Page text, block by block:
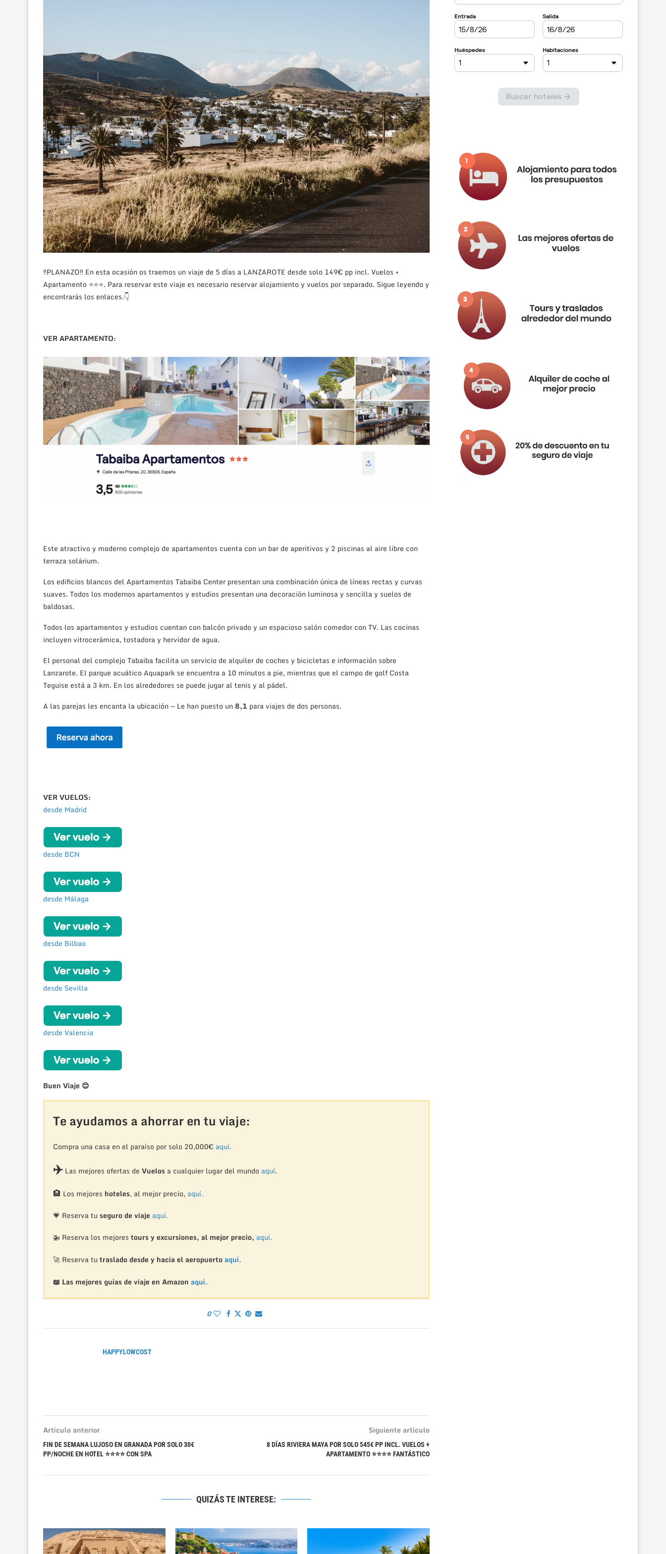
‼PLANAZO‼ En esta ocasión os traemos un viaje de 5 días a LANZAROTE desde solo 149€ pp incl. Vuelos +
Apartamento ⭐⭐⭐. Para reservar este viaje es necesario reservar alojamiento y vuelos por separado. Sigue leyendo y
encontrarás los enlaces.👇
VER APARTAMENTO:
Este atractivo y moderno complejo de apartamentos cuenta con un bar de aperitivos y 2 piscinas al aire libre con
terraza solárium.
Los edificios blancos del Apartamentos Tabaiba Center presentan una combinación única de líneas rectas y curvas
suaves. Todos los modernos apartamentos y estudios presentan una decoración luminosa y sencilla y suelos de
baldosas.
Todos los apartamentos y estudios cuentan con balcón privado y un espacioso salón comedor con TV. Las cocinas
incluyen vitrocerámica, tostadora y hervidor de agua.
El personal del complejo Tabaiba facilita un servicio de alquiler de coches y bicicletas e información sobre
Lanzarote. El parque acuático Aquapark se encuentra a 10 minutos a pie, mientras que el campo de golf Costa
Teguise está a 3 km. En los alrededores se puede jugar al tenis y al pádel.
A las parejas les encanta la ubicación — Le han puesto un 8,1 para viajes de dos personas.
VER VUELOS:
desde Madrid
desde BCN
desde Málaga
desde Bilbao
desde Sevilla
desde Valencia
Buen Viaje 😊
Te ayudamos a ahorrar en tu viaje:
Compra una casa en el paraíso por solo 20,000€ aquí.
✈️Las mejores ofertas de Vuelosa cualquier lugar del mundo aquí.
🏨 Los mejores hoteles, al mejor precio, aquí.
💗 Reserva tu seguro de viaje aquí.
🚁 Reserva los mejores tours y excursiones, al mejor precio, aquí.
🚀 Reserva tu traslado desde y hacia el aeropuertoaquí.
📖 Las mejores guías de viaje en Amazon aquí.
0
HAPPYLOWCOST
Artículo anterior
FIN DE SEMANA LUJOSO EN GRANADA POR SOLO 30€
PP/NOCHE EN HOTEL ⭐⭐⭐⭐ CON SPA
Siguiente artículo
8 DÍAS RIVIERA MAYA POR SOLO 545€ PP INCL. VUELOS +
APARTAMENTO ⭐⭐⭐⭐ FANTÁSTICO
QUIZÁS TE INTERESE: